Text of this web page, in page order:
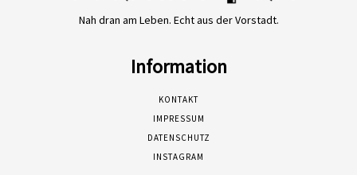
Nah dran am Leben. Echt aus der Vorstadt.
Information
KONTAKT
IMPRESSUM
DATENSCHUTZ
INSTAGRAM